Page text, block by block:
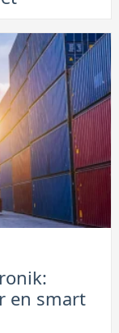
en smart